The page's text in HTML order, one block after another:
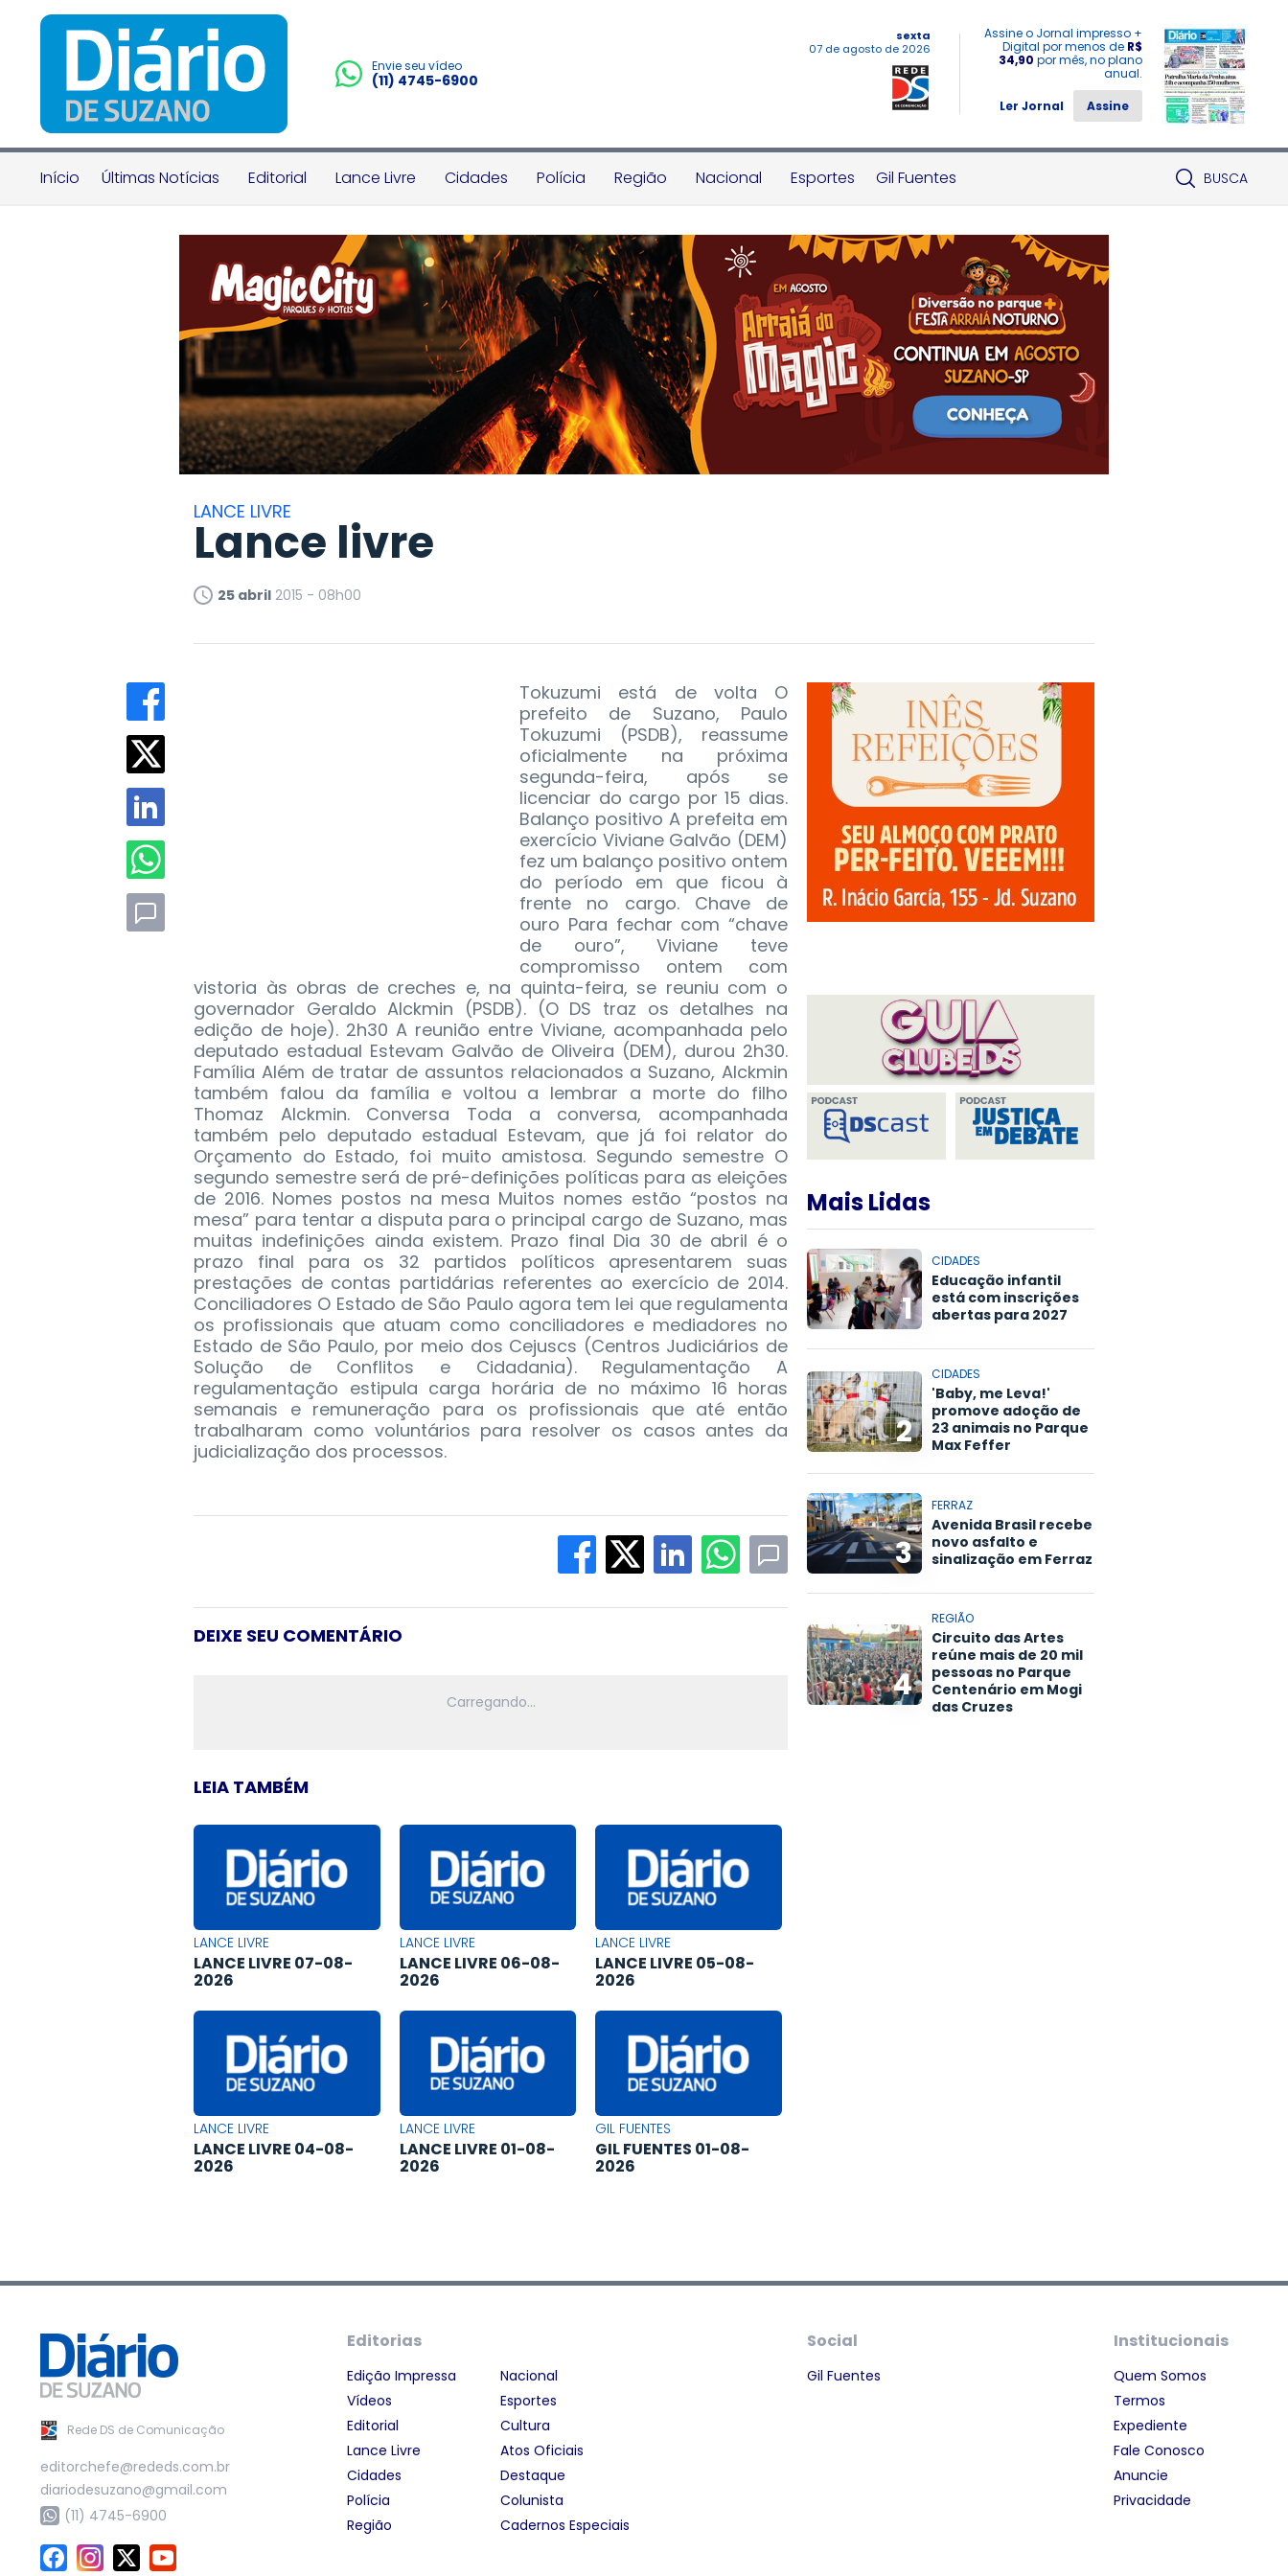
Envie seu vídeo
(11) 4745-6900
sexta
07 de agosto de 2026
Assine o Jornal impresso +
Digital por menos de R$
34,90 por mês, no plano
anual.
Ler Jornal
Assine
Início Últimas Notícias Editorial Lance Livre Cidades Polícia Região Nacional Esportes Gil Fuentes BUSCA
LANCE LIVRE
Lance livre
25 abril 2015 - 08h00
Tokuzumi está de volta O
prefeito de Suzano, Paulo
Tokuzumi (PSDB), reassume
oficialmente na próxima
segunda-feira, após se
licenciar do cargo por 15 dias.
Balanço positivo A prefeita em
exercício Viviane Galvão (DEM)
fez um balanço positivo ontem
do período em que ficou à
frente no cargo. Chave de
ouro Para fechar com “chave
de ouro”, Viviane teve
compromisso ontem com
vistoria às obras de creches e, na quinta-feira, se reuniu com o
governador Geraldo Alckmin (PSDB). (O DS traz os detalhes na
edição de hoje). 2h30 A reunião entre Viviane, acompanhada pelo
deputado estadual Estevam Galvão de Oliveira (DEM), durou 2h30.
Família Além de tratar de assuntos relacionados a Suzano, Alckmin
também falou da família e voltou a lembrar a morte do filho
Thomaz Alckmin. Conversa Toda a conversa, acompanhada
também pelo deputado estadual Estevam, que já foi relator do
Orçamento do Estado, foi muito amistosa. Segundo semestre O
segundo semestre será de pré-definições políticas para as eleições
de 2016. Nomes postos na mesa Muitos nomes estão “postos na
mesa” para tentar a disputa para o principal cargo de Suzano, mas
muitas indefinições ainda existem. Prazo final Dia 30 de abril é o
prazo final para os 32 partidos políticos apresentarem suas
prestações de contas partidárias referentes ao exercício de 2014.
Conciliadores O Estado de São Paulo agora tem lei que regulamenta
os profissionais que atuam como conciliadores e mediadores no
Estado de São Paulo, por meio dos Cejuscs (Centros Judiciários de
Solução de Conflitos e Cidadania). Regulamentação A
regulamentação estipula carga horária de no máximo 16 horas
semanais e remuneração para os profissionais que até então
trabalharam como voluntários para resolver os casos antes da
judicialização dos processos.
DEIXE SEU COMENTÁRIO
LEIA TAMBÉM
LANCE LIVRE
LANCE LIVRE 07-08-
2026
LANCE LIVRE
LANCE LIVRE 06-08-
2026
LANCE LIVRE
LANCE LIVRE 05-08-
2026
LANCE LIVRE
LANCE LIVRE 04-08-
2026
LANCE LIVRE
LANCE LIVRE 01-08-
2026
GIL FUENTES
GIL FUENTES 01-08-
2026
Mais Lidas
1
CIDADES
Educação infantil
está com inscrições
abertas para 2027
2
CIDADES
'Baby, me Leva!'
promove adoção de
23 animais no Parque
Max Feffer
3
FERRAZ
Avenida Brasil recebe
novo asfalto e
sinalização em Ferraz
4
REGIÃO
Circuito das Artes
reúne mais de 20 mil
pessoas no Parque
Centenário em Mogi
das Cruzes
Rede DS de Comunicação
editorchefe@rededs.com.br
diariodesuzano@gmail.com
(11) 4745-6900
Editorias
Edição Impressa
Vídeos
Editorial
Lance Livre
Cidades
Polícia
Região
Nacional
Esportes
Cultura
Atos Oficiais
Destaque
Colunista
Cadernos Especiais
Social
Gil Fuentes
Institucionais
Quem Somos
Termos
Expediente
Fale Conosco
Anuncie
Privacidade